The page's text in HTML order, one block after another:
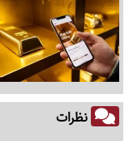
نظرات